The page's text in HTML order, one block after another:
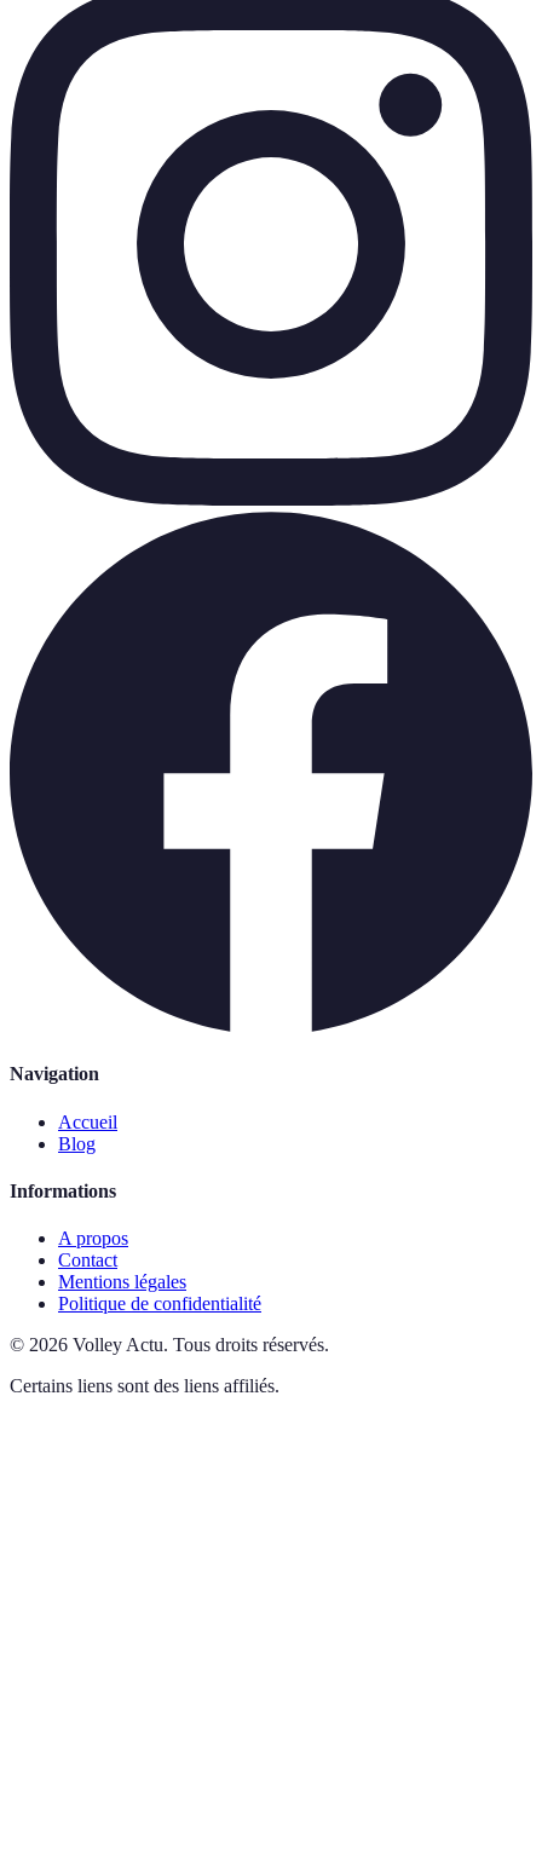
Navigation
Accueil
Blog
Informations
A propos
Contact
Mentions légales
Politique de confidentialité
© 2026 Volley Actu. Tous droits réservés.
Certains liens sont des liens affiliés.